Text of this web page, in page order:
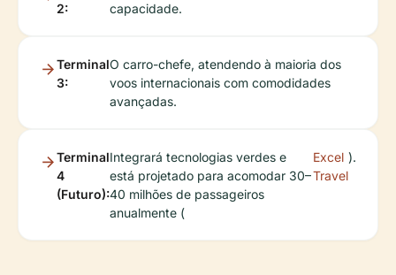
2:
capacidade.
Terminal
3:
O carro-chefe, atendendo à maioria dos
voos internacionais com comodidades
avançadas.
Terminal
4
(Futuro):
Integrará tecnologias verdes e
está projetado para acomodar 30–
40 milhões de passageiros
anualmente (
Excel
Travel
).